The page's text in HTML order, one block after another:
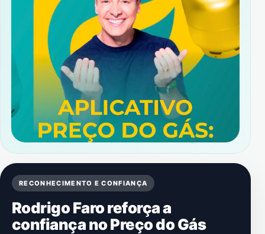
RECONHECIMENTO E CONFIANÇA
Rodrigo Faro reforça a
confiança no Preço do Gás